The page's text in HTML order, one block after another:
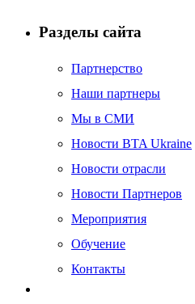
Май 2017
Апрель 2017
Март 2017
Февраль 2017
Декабрь 2016
Ноябрь 2016
Октябрь 2016
Сентябрь 2016
Август 2016
Июль 2016
Разделы сайта
Партнерство
Наши партнеры
Мы в СМИ
Новости BTA Ukraine
Новости отрасли
Новости Партнеров
Мероприятия
Обучение
Контакты